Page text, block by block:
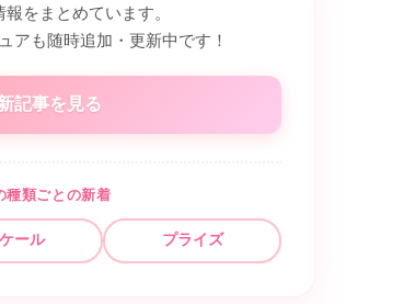
をまとめています。
アも随時追加・更新中です！
記事を見る
種類ごとの新着
ール プライズ